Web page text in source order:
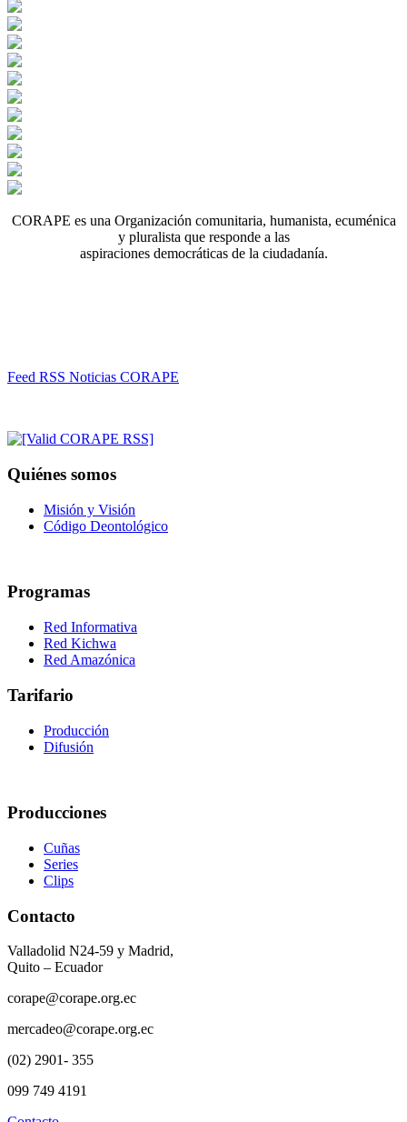
CORAPE es una Organización comunitaria, humanista, ecuménica
y pluralista que responde a las
aspiraciones democráticas de la ciudadanía.
Feed RSS Noticias CORAPE
Quiénes somos
Misión y Visión
Código Deontológico
Programas
Red Informativa
Red Kichwa
Red Amazónica
Tarifario
Producción
Difusión
Producciones
Cuñas
Series
Clips
Contacto
Valladolid N24-59 y Madrid,
Quito – Ecuador
corape@corape.org.ec
mercadeo@corape.org.ec
(02) 2901- 355
099 749 4191